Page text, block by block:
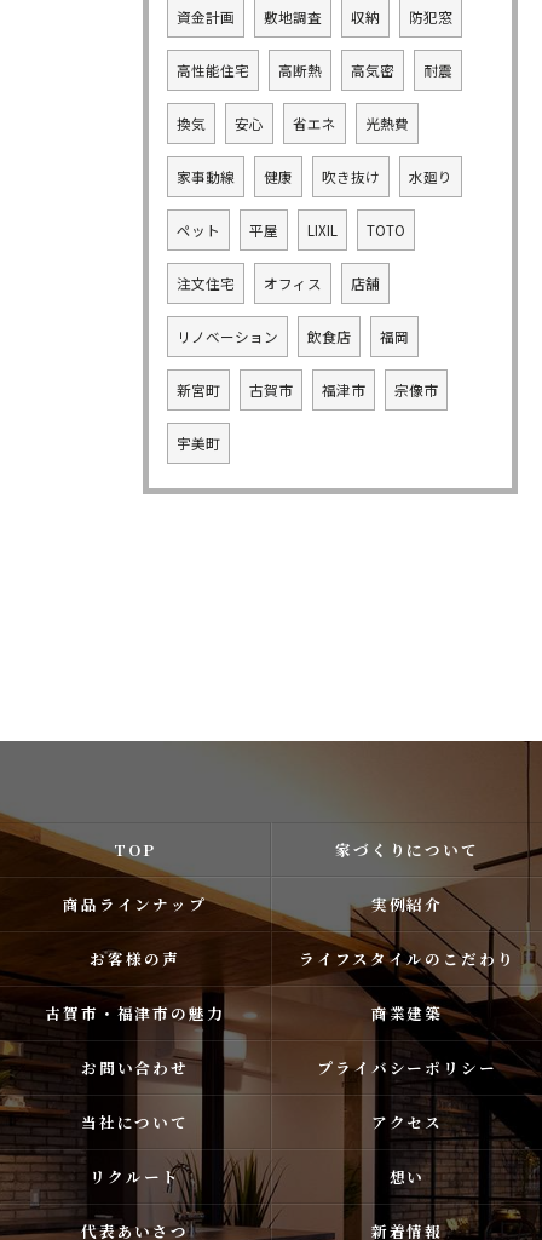
資金計画 敷地調査 収納 防犯窓
高性能住宅 高断熱 高気密 耐震
換気 安心 省エネ 光熱費
家事動線 健康 吹き抜け 水廻り
ペット 平屋 LIXIL TOTO
注文住宅 オフィス 店舗
リノベーション 飲食店 福岡
新宮町 古賀市 福津市 宗像市
宇美町
TOP 家づくりについて
商品ラインナップ 実例紹介
お客様の声 ライフスタイルのこだわり
古賀市・福津市の魅力 商業建築
お問い合わせ プライバシーポリシー
当社について アクセス
リクルート 想い
代表あいさつ 新着情報